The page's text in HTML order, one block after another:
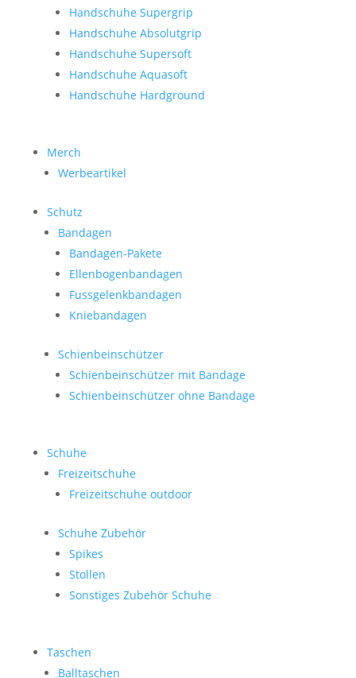
Handschuhe Supergrip
Handschuhe Absolutgrip
Handschuhe Supersoft
Handschuhe Aquasoft
Handschuhe Hardground
Merch
Werbeartikel
Schutz
Bandagen
Bandagen-Pakete
Ellenbogenbandagen
Fussgelenkbandagen
Kniebandagen
Schienbeinschützer
Schienbeinschützer mit Bandage
Schienbeinschützer ohne Bandage
Schuhe
Freizeitschuhe
Freizeitschuhe outdoor
Schuhe Zubehör
Spikes
Stollen
Sonstiges Zubehör Schuhe
Taschen
Balltaschen